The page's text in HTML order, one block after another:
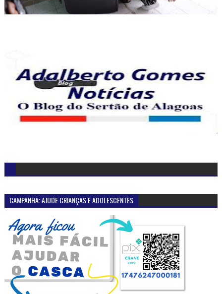
CAMPANHA: AJUDE CRIANÇAS E ADOLESCENTES